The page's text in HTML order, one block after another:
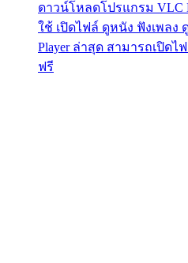
ดาวน์โหลดโปรแกรม VLC
ใช้ เปิดไฟล์ ดูหนัง ฟังเพลง
Player ล่าสุด สามารถเปิดไ
ฟรี